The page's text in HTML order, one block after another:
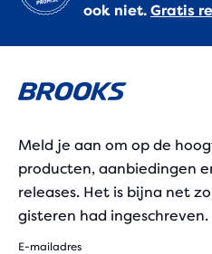
ook niet. Gratis
Meld je aan om op de
producten, aanbiedingen
releases. Het is bijna net
gisteren had ingeschreven.
E-mailadres